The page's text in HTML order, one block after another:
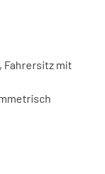
Fahrersitz mit